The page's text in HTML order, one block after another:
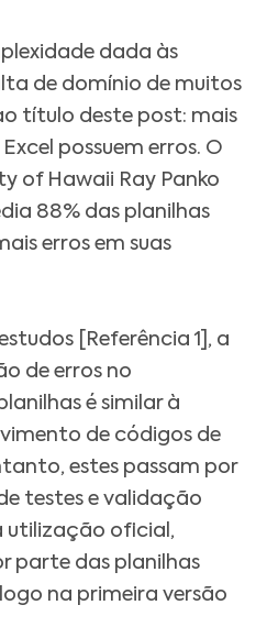
dada às
de domínio de muitos
título deste post: mais
possuem erros. O
of Hawaii Ray Panko
88% das planilhas
erros em suas
[Referência 1], a
de erros no
é similar à
de códigos de
estes passam por
testes e validação
utilização oficial,
parte das planilhas
na primeira versão